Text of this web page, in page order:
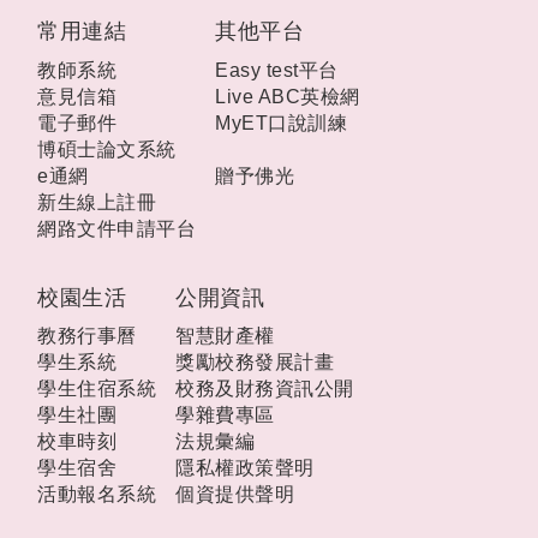
校園生活
教務行事曆
學生系統
學生住宿系統
學生社團
校車時刻
學生宿舍
活動報名系統
公開資訊
智慧財產權
獎勵校務發展計畫
校務及財務資訊公開
學雜費專區
法規彙編
隱私權政策聲明
個資提供聲明
常用連結
教師系統
意見信箱
電子郵件
博碩士論文系統
e通網
新生線上註冊
網路文件申請平台
其他平台
Easy test平台
Live ABC英檢網
MyET口說訓練
贈予佛光